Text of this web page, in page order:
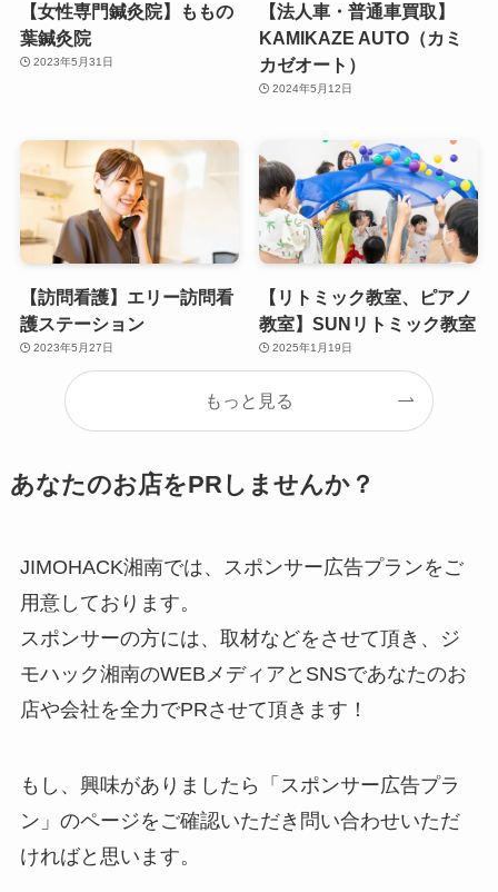
【女性専門鍼灸院】ももの
葉鍼灸院
2023年5月31日
【法人車・普通車買取】
KAMIKAZE AUTO（カミ
カゼオート）
2024年5月12日
【訪問看護】エリー訪問看
護ステーション
2023年5月27日
【リトミック教室、ピアノ
教室】SUNリトミック教室
2025年1月19日
もっと見る
あなたのお店をPRしませんか？
JIMOHACK湘南では、スポンサー広告プランをご
用意しております。
スポンサーの方には、取材などをさせて頂き、ジ
モハック湘南のWEBメディアとSNSであなたのお
店や会社を全力でPRさせて頂きます！
もし、興味がありましたら「スポンサー広告プラ
ン」のページをご確認いただき問い合わせいただ
ければと思います。